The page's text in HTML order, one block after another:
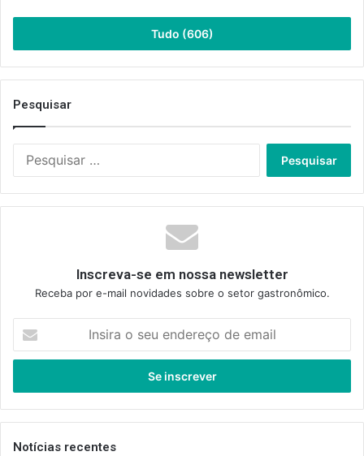
Tudo (606)
Pesquisar
Inscreva-se em nossa newsletter
Receba por e-mail novidades sobre o setor gastronômico.
seu
de
email
Notícias recentes